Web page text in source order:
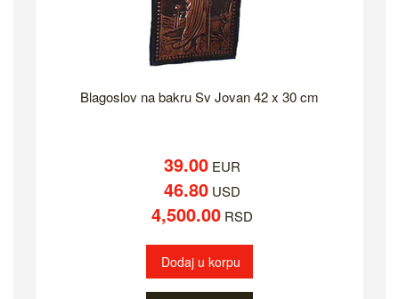
Blagoslov na bakru Sv Jovan 42 x 30 cm
39.00EUR
46.80USD
4,500.00RSD
Dodaj u korpu